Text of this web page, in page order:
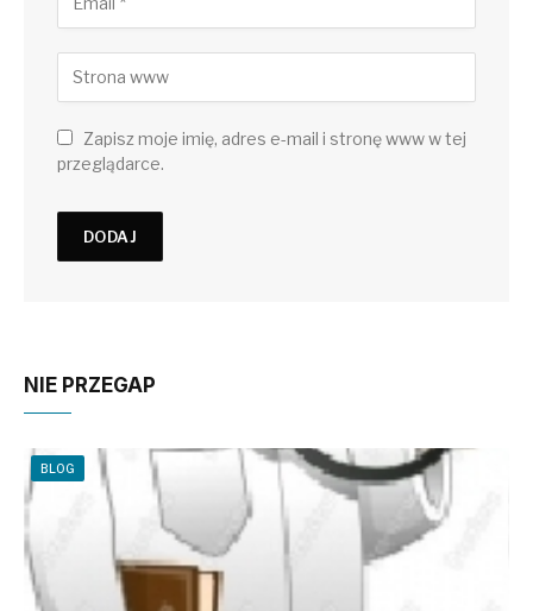
Zapisz moje imię, adres e-mail i stronę www w tej
przeglądarce.
NIE PRZEGAP
BLOG